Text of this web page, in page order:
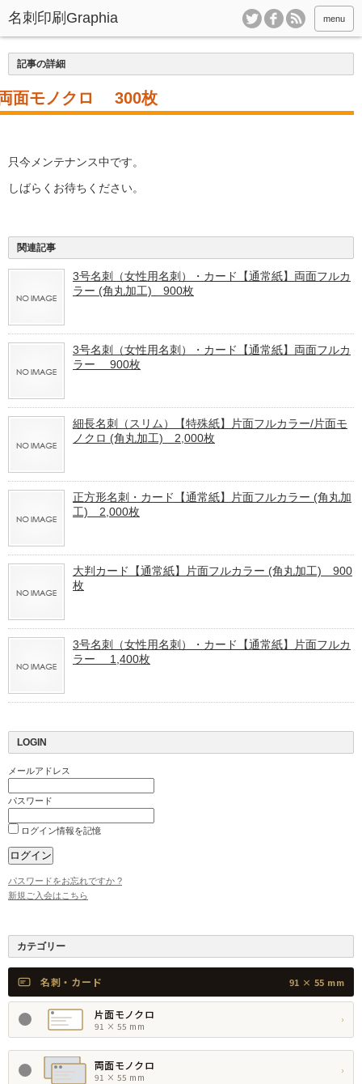
menu
記事の詳細
面モノクロ 300枚
只今メンテナンス中です。
しばらくお待ちください。
関連記事
3号名刺（女性用名刺）・カード【通常紙】両面フルカ
ラー (角丸加工) 900枚
3号名刺（女性用名刺）・カード【通常紙】両面フルカ
ラー 900枚
細長名刺（スリム）【特殊紙】片面フルカラー/片面モ
ノクロ (角丸加工) 2,000枚
正方形名刺・カード【通常紙】片面フルカラー (角丸加
工) 2,000枚
大判カード【通常紙】片面フルカラー (角丸加工) 900
枚
3号名刺（女性用名刺）・カード【通常紙】片面フルカ
ラー 1,400枚
LOGIN
メールアドレス
パスワード
ログイン情報を記憶
パスワードをお忘れですか ?
新規ご入会はこちら
カテゴリー
名刺・カード 91 × 55 mm
片面モノクロ
91 × 55 mm
›
両面モノクロ
91 × 55 mm
›